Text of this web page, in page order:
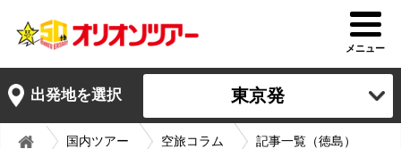
メニュー
出発地を選択 東京発
国内ツアー 空旅コラム 記事一覧（徳島）